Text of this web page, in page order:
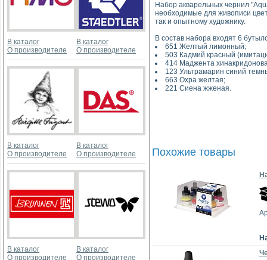
В каталог
О производителе
В каталог
О производителе
В каталог
О производителе
В каталог
О производителе
В каталог
О производителе
В каталог
О производителе
Набор акварельных чернил
необходимые для живописи
так и опытному художнику.
В состав набора входят 6
651 Желтый лимонный;
503 Кадмий красный
414 Маджента
123 Ультрамарин синий
663 Охра желтая;
221 Сиена жженая.
Похожие товары